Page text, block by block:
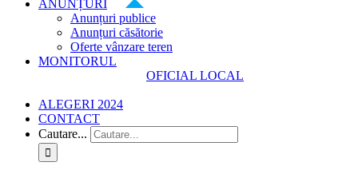
ANUNȚURI
Anunțuri publice
Anunțuri căsătorie
Oferte vânzare teren
MONITORUL
OFICIAL LOCAL
ALEGERI 2024
CONTACT
Cautare...